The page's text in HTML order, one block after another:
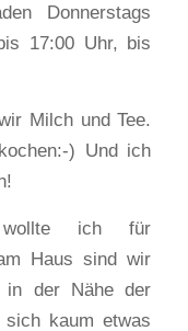
Donnerstags
17:00 Uhr, bis
Milch und Tee.
) Und ich
wollte ich für
Haus sind wir
in der Nähe der
kaum etwas